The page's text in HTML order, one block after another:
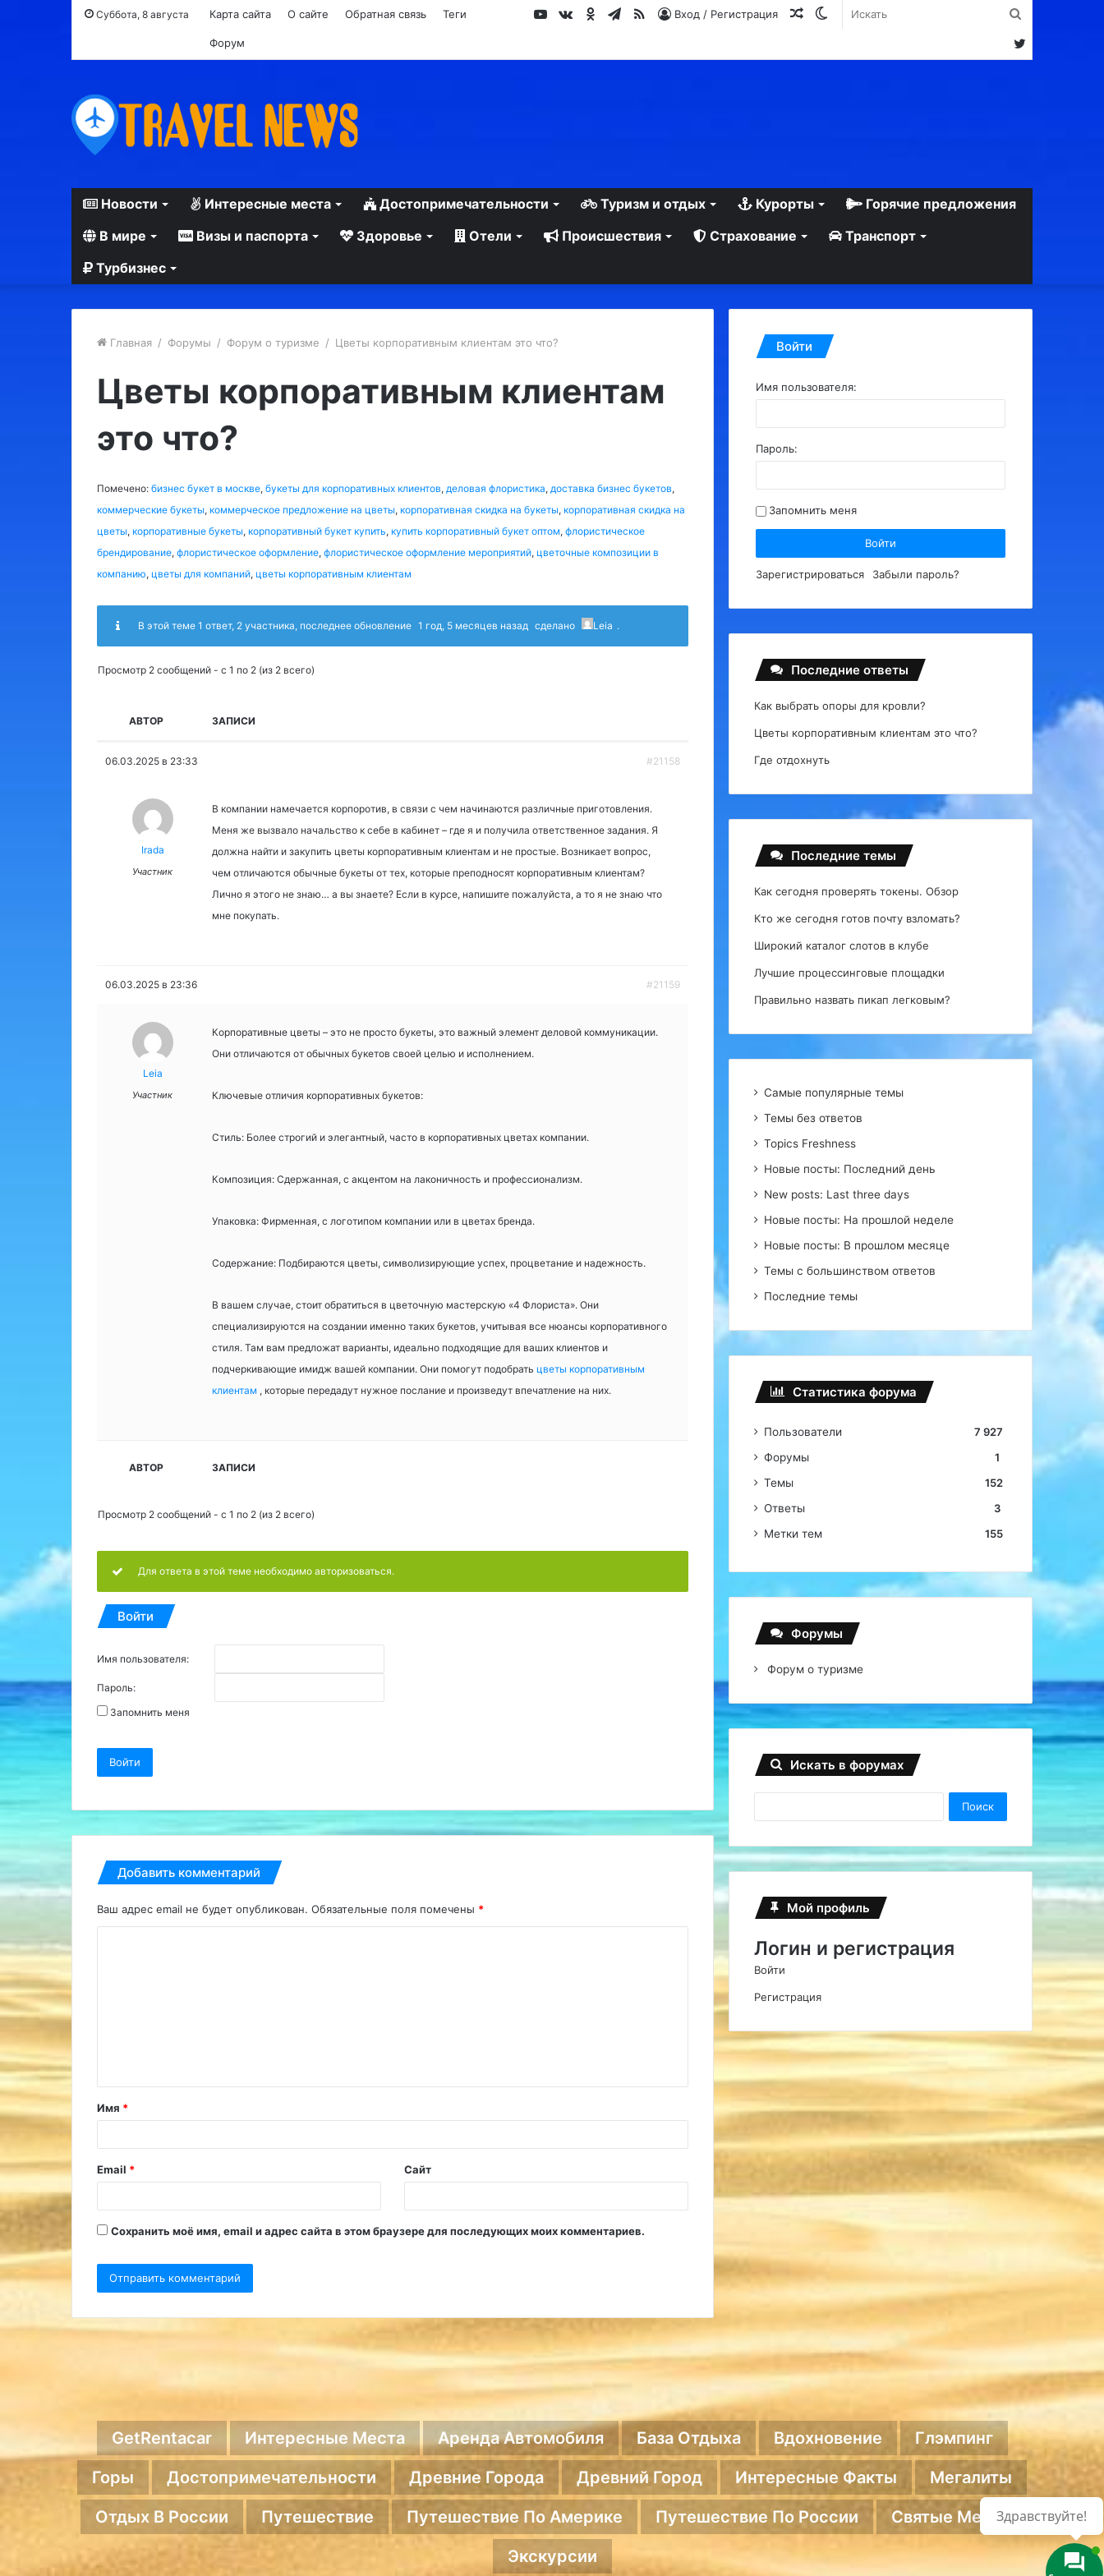
Суббота, 8 августа Карта сайта О сайте Обратная связь Теги
Форум
Switch
Случайная
Вход / Регистрация
RSS
Telegram
Одноклассники
vk.com
YouTube
Twitter
Новости Интересные места Достопримечательности Туризм и отдых Курорты
Горячие предложения
В мире
Визы и паспорта Здоровье Отели Происшествия Страхование
Транспорт
Турбизнес
Главная / Форумы / Форум о туризме / Цветы корпоративным клиентам это что?
Цветы корпоративным клиентам
это что?
Помечено: бизнес букет в москве, букеты для корпоративных клиентов, деловая флористика, доставка бизнес букетов,
коммерческие букеты, коммерческое предложение на цветы, корпоративная скидка на букеты, корпоративная скидка на
цветы, корпоративные букеты, корпоративный букет купить, купить корпоративный букет оптом, флористическое
брендирование, флористическое оформление, флористическое оформление мероприятий, цветочные композиции в
компанию, цветы для компаний, цветы корпоративным клиентам
В этой теме 1 ответ, 2 участника, последнее обновление 1 год, 5 месяцев назад сделано Leia .
Просмотр 2 сообщений - с 1 по 2 (из 2 всего)
АВТОР ЗАПИСИ
06.03.2025 в 23:33 #21158
Irada
Участник
В компании намечается корпоротив, в связи с чем начинаются различные приготовления.
Меня же вызвало начальство к себе в кабинет – где я и получила ответственное задания. Я
должна найти и закупить цветы корпоративным клиентам и не простые. Возникает вопрос,
чем отличаются обычные букеты от тех, которые преподносят корпоративным клиентам?
Лично я этого не знаю… а вы знаете? Если в курсе, напишите пожалуйста, а то я не знаю что
мне покупать.
06.03.2025 в 23:36 #21159
Leia
Участник
Корпоративные цветы – это не просто букеты, это важный элемент деловой коммуникации.
Они отличаются от обычных букетов своей целью и исполнением.
Ключевые отличия корпоративных букетов:
Стиль: Более строгий и элегантный, часто в корпоративных цветах компании.
Композиция: Сдержанная, с акцентом на лаконичность и профессионализм.
Упаковка: Фирменная, с логотипом компании или в цветах бренда.
Содержание: Подбираются цветы, символизирующие успех, процветание и надежность.
В вашем случае, стоит обратиться в цветочную мастерскую «4 Флориста». Они
специализируются на создании именно таких букетов, учитывая все нюансы корпоративного
стиля. Там вам предложат варианты, идеально подходящие для ваших клиентов и
подчеркивающие имидж вашей компании. Они помогут подобрать цветы корпоративным
клиентам , которые передадут нужное послание и произведут впечатление на них.
АВТОР ЗАПИСИ
Просмотр 2 сообщений - с 1 по 2 (из 2 всего)
Для ответа в этой теме необходимо авторизоваться.
Войти
Имя пользователя:
Пароль:
Запомнить меня
Войти
Добавить комментарий
Ваш адрес email не будет опубликован. Обязательные поля помечены *
т
а
й
*
Имя *
Email * Сайт
Сохранить моё имя, email и адрес сайта в этом браузере для последующих моих комментариев.
Войти
Имя пользователя:
Пароль:
Запомнить меня
Войти
Зарегистрироваться Забыли пароль?
Последние ответы
Как выбрать опоры для кровли?
Цветы корпоративным клиентам это что?
Где отдохнуть
Последние темы
Как сегодня проверять токены. Обзор
Кто же сегодня готов почту взломать?
Широкий каталог слотов в клубе
Лучшие процессинговые площадки
Правильно назвать пикап легковым?
Самые популярные темы
Темы без ответов
Topics Freshness
Новые посты: Последний день
New posts: Last three days
Новые посты: На прошлой неделе
Новые посты: В прошлом месяце
Темы с большинством ответов
Последние темы
Статистика форума
Пользователи
7 927
Форумы
1
Темы
152
Ответы
3
Метки тем
155
Форумы
Форум о туризме
Искать в форумах
Мой профиль
Логин и регистрация
Войти
Регистрация
GetRentacar Интересные Места Аренда Автомобиля База Отдыха Вдохновение
Глэмпинг
Горы
Достопримечательности Древние Города Древний Город Интересные Факты
Мегалиты
Отдых В России
Путешествие Путешествие По Америке Путешествие По России
Святые Места
Экскурсии
Здравствуйте!